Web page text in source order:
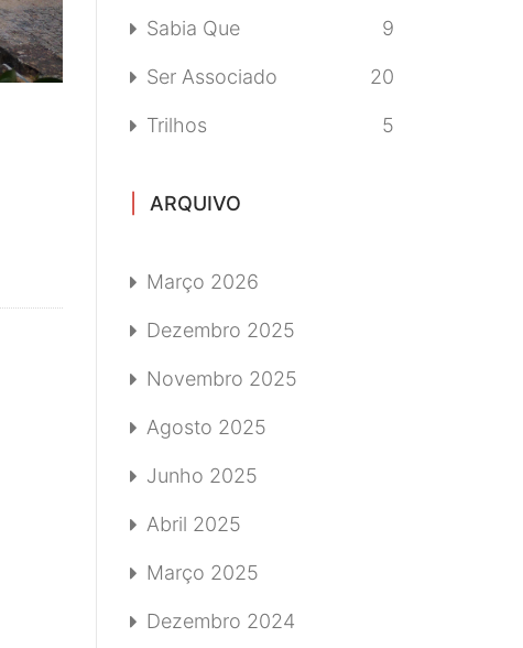
Sabia Que 9
Ser Associado 20
Trilhos 5
ARQUIVO
Março 2026
Dezembro 2025
Novembro 2025
Agosto 2025
Junho 2025
Abril 2025
Março 2025
Dezembro 2024